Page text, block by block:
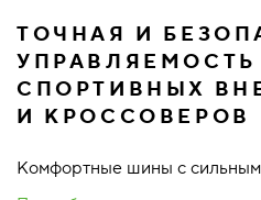
ТОЧНАЯ И
УПРАВЛЯЕМОСТЬ
СПОРТИВНЫХ
И КРОССОВЕРОВ
Комфортные шины с